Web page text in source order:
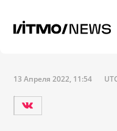
13 Апреля 2022, 11:54